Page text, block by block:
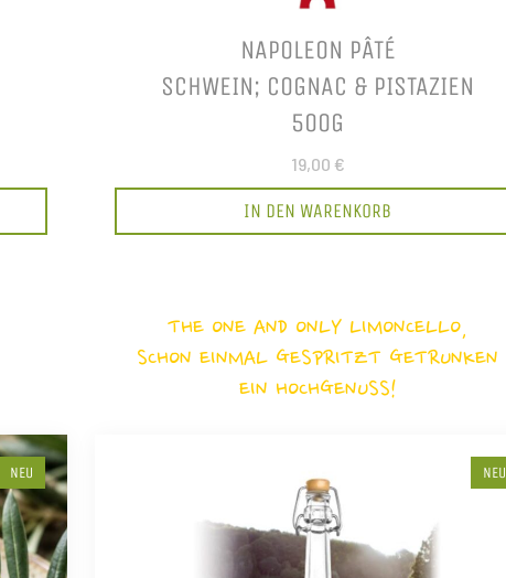
NAPOLEON PÂTÉ
SCHWEIN; COGNAC & PISTAZIEN
500G
19,00 €
IN DEN WARENKORB
NEU
THE ONE AND ONLY LIMONCELLO,
SCHON EINMAL GESPRITZT GETRUNKEN
EIN HOCHGENUSS!
NEU